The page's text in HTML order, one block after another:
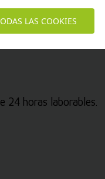
24 horas laborables.
LAS COOKIES